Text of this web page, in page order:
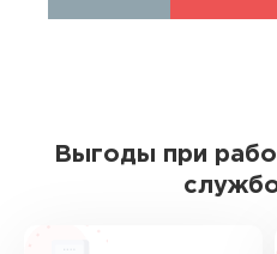
Выгоды при